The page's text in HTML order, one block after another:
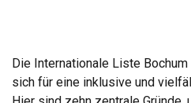
Die Internationale Liste
sich für eine inklusive und